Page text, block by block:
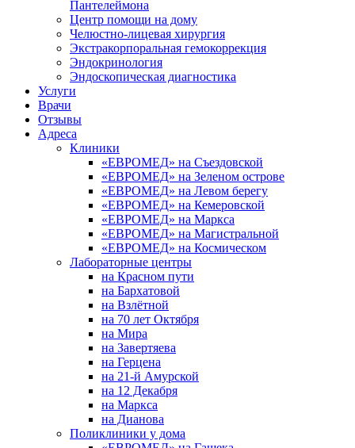
Пантелеймона
Центр помощи на дому
Челюстно-лицевая хирургия
Экстракорпоральная гемокоррекция
Эндокринология
Эндоскопическая диагностика
Услуги
Врачи
Отзывы
Адреса
Клиники
«ЕВРОМЕД» на Съездовской
«ЕВРОМЕД» на Зеленом острове
«ЕВРОМЕД» на Левом берегу
«ЕВРОМЕД» на Кемеровской
«ЕВРОМЕД» на Маркса
«ЕВРОМЕД» на Магистральной
«ЕВРОМЕД» на Космическом
Лабораторные центры
на Красном пути
на Бархатовой
на Взлётной
на 70 лет Октября
на Мира
на Завертяева
на Герцена
на 21-й Амурской
на 12 Декабря
на Маркса
на Дианова
Поликлиники у дома